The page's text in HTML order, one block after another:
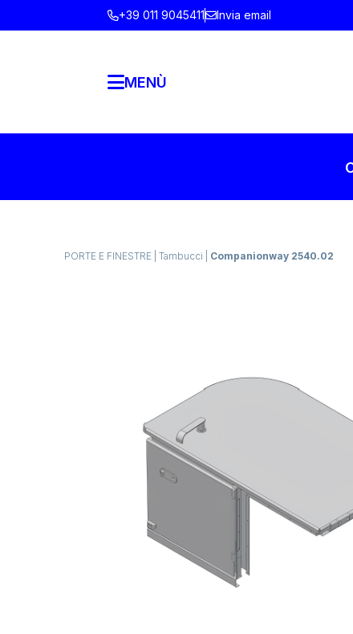
+39 011 9045411 Invia email
MENÙ
PORTE E FINESTRE Tambucci Companionway 2540.02